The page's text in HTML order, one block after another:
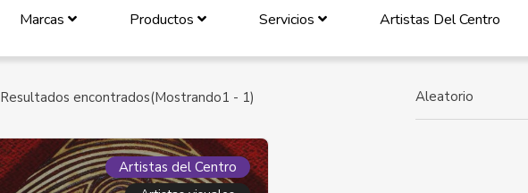
Marcas Productos Servicios Artistas Del Centro
Resultados encontrados(Mostrando1 - 1) Aleatorio
Artistas del Centro